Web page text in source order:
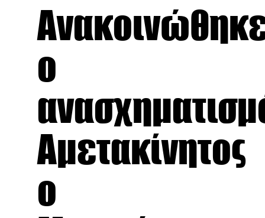
ο
Αμετακίνητος
ο